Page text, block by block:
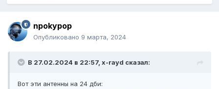
npokypop
Опубликовано 9 марта, 2024
В 27.02.2024 в 22:57, x-rayd сказал:
Вот эти антенны на 24 дби: